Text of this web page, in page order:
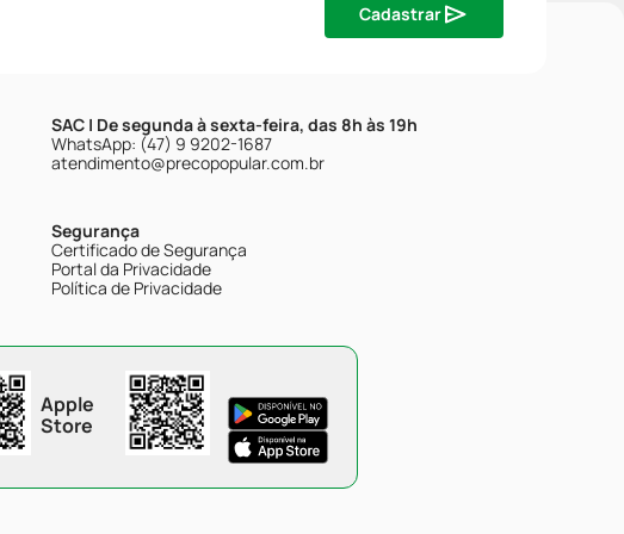
Cadastrar
SAC | De segunda à sexta-feira, das 8h às 19h
WhatsApp: (47) 9 9202-1687
atendimento@precopopular.com.br
Segurança
Certificado de Segurança
Portal da Privacidade
Política de Privacidade
Apple
Store